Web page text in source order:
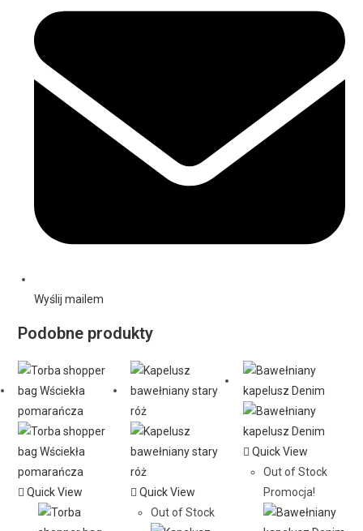
Wyślij mailem
Podobne produkty
Quick View
Quick View
Out of Stock
Quick View
Out of Stock
Promocja!